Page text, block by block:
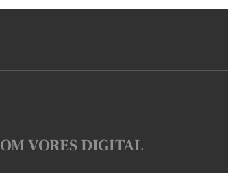
OM VORES DIGITAL